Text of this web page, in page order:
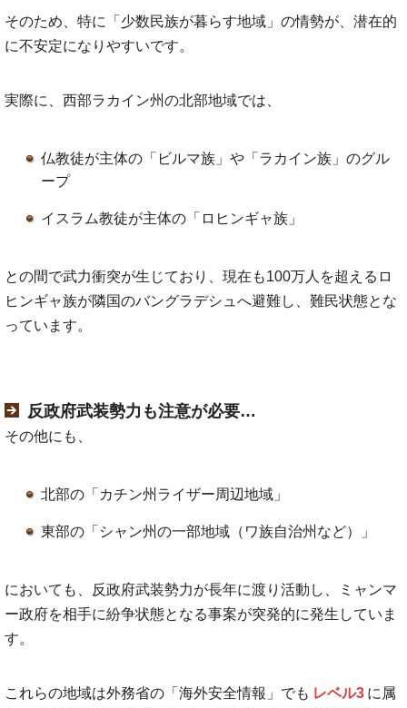
そのため、特に「少数民族が暮らす地域」の情勢が、潜在的
に不安定になりやすいです。
実際に、西部ラカイン州の北部地域では、
仏教徒が主体の「ビルマ族」や「ラカイン族」のグル
ープ
イスラム教徒が主体の「ロヒンギャ族」
との間で武力衝突が生じており、現在も100万人を超えるロ
ヒンギャ族が隣国のバングラデシュへ避難し、難民状態とな
っています。
反政府武装勢力も注意が必要…
その他にも、
北部の「カチン州ライザー周辺地域」
東部の「シャン州の一部地域（ワ族自治州など）」
においても、反政府武装勢力が長年に渡り活動し、ミャンマ
ー政府を相手に紛争状態となる事案が突発的に発生していま
す。
これらの地域は外務省の「海外安全情報」でも レベル3 に属